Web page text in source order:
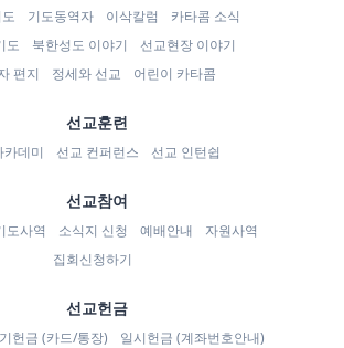
기도동역자 이삭칼럼
카타콤 소식
도
북한성도 이야기
선교현장 이야기
편지
정세와 선교 어린이 카타콤
선교훈련
데미 선교 컨퍼런스 선교 인턴쉽
선교참여
도사역 소식지 신청 예배안내
자원사역
집회신청하기
선교헌금
헌금 (카드/통장)
일시헌금 (계좌번호안내)